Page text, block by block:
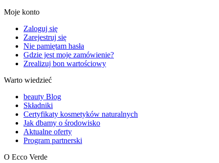
Moje konto
Zaloguj się
Zarejestruj się
Nie pamiętam hasła
Gdzie jest moje zamówienie?
Zrealizuj bon wartościowy
Warto wiedzieć
beauty Blog
Składniki
Certyfikaty kosmetyków naturalnych
Jak dbamy o środowisko
Aktualne oferty
Program partnerski
O Ecco Verde